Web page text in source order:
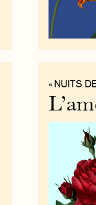
« NUITS